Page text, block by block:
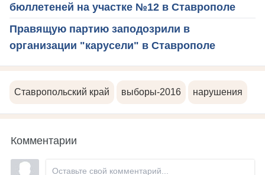
бюллетеней на участке №12 в Ставрополе
Правящую партию заподозрили в
организации "карусели" в Ставрополе
Ставропольский край выборы-2016 нарушения
Комментарии